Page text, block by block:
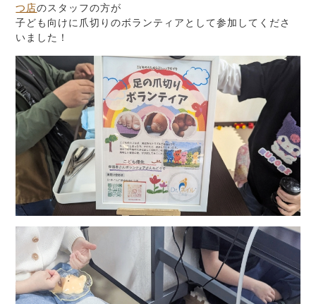
つ店のスタッフの方が
子ども向けに爪切りのボランティアとして参加してくださ
いました！